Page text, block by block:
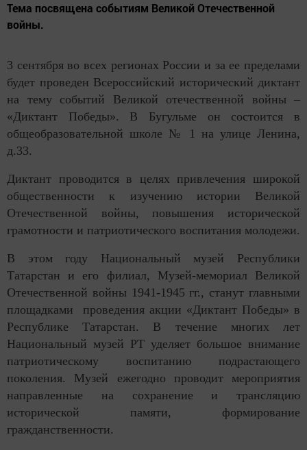
Тема посвящена событиям Великой Отечественной
войны.
3 сентября во всех регионах России и за ее пределами
будет проведен Всероссийский исторический диктант
на тему событий Великой отечественной войны –
«Диктант Победы». В Бугульме он состоится в
общеобразовательной школе № 1 на улице Ленина,
д.33.
Диктант проводится в целях привлечения широкой
общественности к изучению истории Великой
Отечественной войны, повышения исторической
грамотности и патриотического воспитания молодежи.
В этом году Национальный музей Республики
Татарстан и его филиал, Музей-мемориал Великой
Отечественной войны 1941-1945 гг., станут главными
площадками проведения акции «Диктант Победы» в
Республике Татарстан. В течение многих лет
Национальный музей РТ уделяет большое внимание
патриотическому воспитанию подрастающего
поколения. Музей ежегодно проводит мероприятия
направленные на сохранение и трансляцию
исторической памяти, формирование
гражданственности.